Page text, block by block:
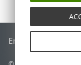
End of Life Base